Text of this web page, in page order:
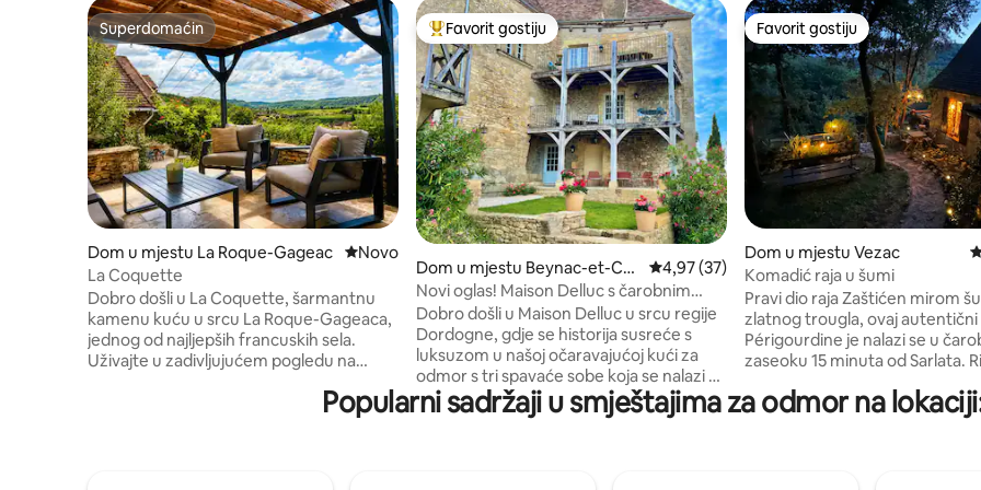
Superdomaćin
Superdomaćin
Dom u mjestu La Roque-Gageac Novi smještaj
Novo
La Coquette
Dobro došli u La Coquette, šarmantnu
kamenu kuću u srcu La Roque-Gageaca,
jednog od najljepših francuskih sela.
Uživajte u zadivljujućem pogledu na
prodavnicama i šetnjama uz rijeku. Iz
kuće gledajte balone na vrući zrak u zoru
Glavni favorit gostiju
Favorit gostiju
Dom u mjestu Beynac-et-Caz
enac
Prosječna ocjena: 4,97 od 5, recenzija: 37
4,97 (37)
Novi oglas! Maison Delluc s čarobnim
pogledom
Dobro došli u Maison Delluc u srcu regije
Dordogne, gdje se historija susreće s
luksuzom u našoj očaravajućoj kući za
odmor s tri spavaće sobe koja se nalazi u
srednjovjekovnom francuskom selu
Beynac-et-Cazenac. Doživite našu
Favorit gostiju
Favorit gostiju
Dom u mjestu Vezac
Komadić raja u šumi
Pravi dio raja Zaštićen mirom šume u srcu
zlatnog trougla, ovaj autentični
Périgourdine je nalazi se u čarobnom
zaseoku 15 minuta od Sarlata.
predivne mačke treba hraniti
vašeg boravka. Veoma sam
Popularni sadržaji u smještajima za odmor na